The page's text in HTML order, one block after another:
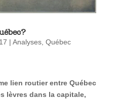
| Analyses, Québec
lien routier entre Québec
lèvres dans la capitale,